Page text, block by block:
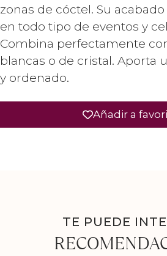
zonas de cóctel. Su
en todo tipo de eventos y
Combina perfectamente
blancas o de cristal. Aporta
y ordenado.
Añadir a
TE PUEDE